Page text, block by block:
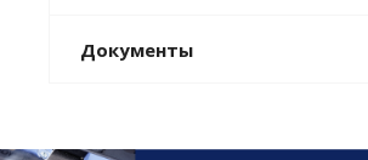
Документы